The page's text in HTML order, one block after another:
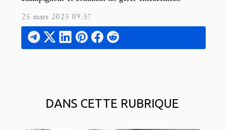
25 mars 2025 09:37
DANS CETTE RUBRIQUE